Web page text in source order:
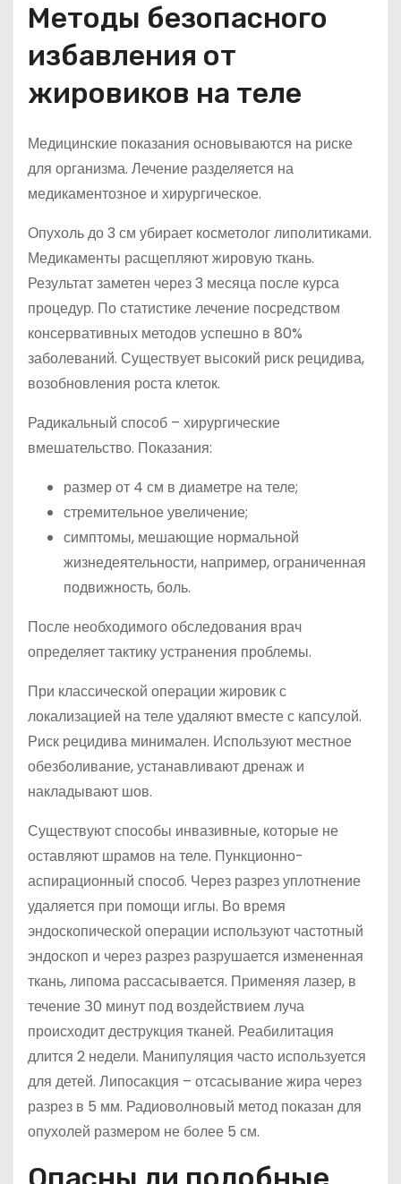
Методы безопасного
избавления от
жировиков на теле
Медицинские показания основываются на риске
для организма. Лечение разделяется на
медикаментозное и хирургическое.
Опухоль до 3 см убирает косметолог липолитиками.
Медикаменты расщепляют жировую ткань.
Результат заметен через 3 месяца после курса
процедур. По статистике лечение посредством
консервативных методов успешно в 80%
заболеваний. Существует высокий риск рецидива,
возобновления роста клеток.
Радикальный способ – хирургические
вмешательство. Показания:
размер от 4 см в диаметре на теле;
стремительное увеличение;
симптомы, мешающие нормальной
жизнедеятельности, например, ограниченная
подвижность, боль.
После необходимого обследования врач
определяет тактику устранения проблемы.
При классической операции жировик с
локализацией на теле удаляют вместе с капсулой.
Риск рецидива минимален. Используют местное
обезболивание, устанавливают дренаж и
накладывают шов.
Существуют способы инвазивные, которые не
оставляют шрамов на теле. Пункционно-
аспирационный способ. Через разрез уплотнение
удаляется при помощи иглы. Во время
эндоскопической операции используют частотный
эндоскоп и через разрез разрушается измененная
ткань, липома рассасывается. Применяя лазер, в
течение З0 минут под воздействием луча
происходит деструкция тканей. Реабилитация
длится 2 недели. Манипуляция часто используется
для детей. Липосакция – отсасывание жира через
разрез в 5 мм. Радиоволновый метод показан для
опухолей размером не более 5 см.